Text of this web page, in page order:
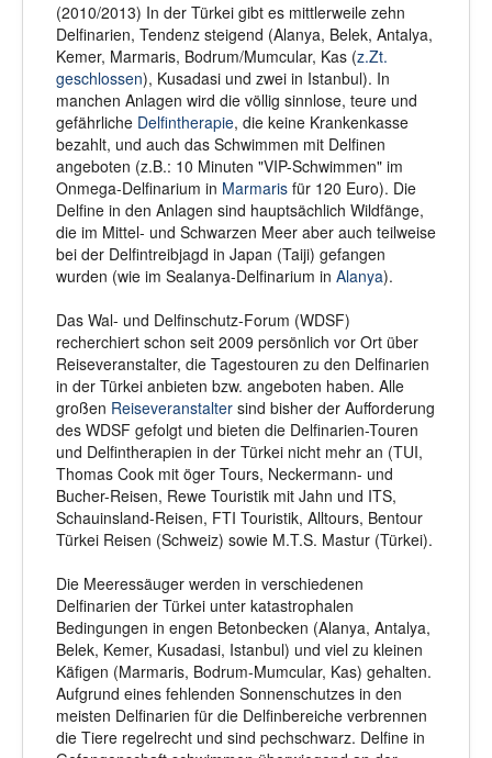
(2010/2013) In der Türkei gibt es mittlerweile zehn
Delfinarien, Tendenz steigend (Alanya, Belek, Antalya,
Kemer, Marmaris, Bodrum/Mumcular, Kas (z.Zt.
geschlossen), Kusadasi und zwei in Istanbul). In
manchen Anlagen wird die völlig sinnlose, teure und
gefährliche Delfintherapie, die keine Krankenkasse
bezahlt, und auch das Schwimmen mit Delfinen
angeboten (z.B.: 10 Minuten "VIP-Schwimmen" im
Onmega-Delfinarium in Marmaris für 120 Euro). Die
Delfine in den Anlagen sind hauptsächlich Wildfänge,
die im Mittel- und Schwarzen Meer aber auch teilweise
bei der Delfintreibjagd in Japan (Taiji) gefangen
wurden (wie im Sealanya-Delfinarium in Alanya).
Das Wal- und Delfinschutz-Forum (WDSF)
recherchiert schon seit 2009 persönlich vor Ort über
Reiseveranstalter, die Tagestouren zu den Delfinarien
in der Türkei anbieten bzw. angeboten haben. Alle
großen Reiseveranstalter sind bisher der Aufforderung
des WDSF gefolgt und bieten die Delfinarien-Touren
und Delfintherapien in der Türkei nicht mehr an (TUI,
Thomas Cook mit öger Tours, Neckermann- und
Bucher-Reisen, Rewe Touristik mit Jahn und ITS,
Schauinsland-Reisen, FTI Touristik, Alltours, Bentour
Türkei Reisen (Schweiz) sowie M.T.S. Mastur (Türkei).
Die Meeressäuger werden in verschiedenen
Delfinarien der Türkei unter katastrophalen
Bedingungen in engen Betonbecken (Alanya, Antalya,
Belek, Kemer, Kusadasi, Istanbul) und viel zu kleinen
Käfigen (Marmaris, Bodrum-Mumcular, Kas) gehalten.
Aufgrund eines fehlenden Sonnenschutzes in den
meisten Delfinarien für die Delfinbereiche verbrennen
die Tiere regelrecht und sind pechschwarz. Delfine in